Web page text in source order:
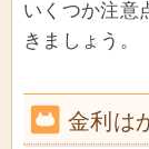
いくつか注意
きましょう。
金利は